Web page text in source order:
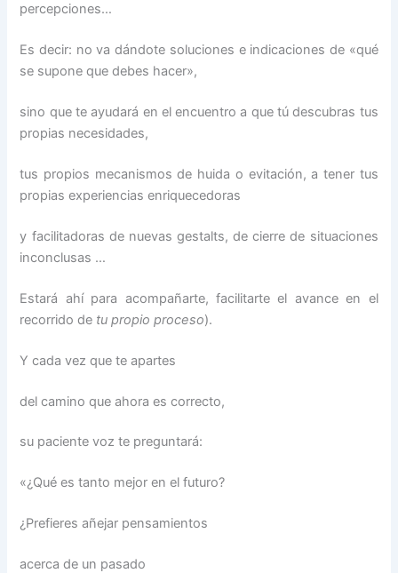
percepciones…
Es decir: no va dándote soluciones e indicaciones de «qué
se supone que debes hacer»,
sino que te ayudará en el encuentro a que tú descubras tus
propias necesidades,
tus propios mecanismos de huida o evitación, a tener tus
propias experiencias enriquecedoras
y facilitadoras de nuevas gestalts, de cierre de situaciones
inconclusas …
Estará ahí para acompañarte, facilitarte el avance en el
recorrido de tu propio proceso).
Y cada vez que te apartes
del camino que ahora es correcto,
su paciente voz te preguntará:
«¿Qué es tanto mejor en el futuro?
¿Prefieres añejar pensamientos
acerca de un pasado